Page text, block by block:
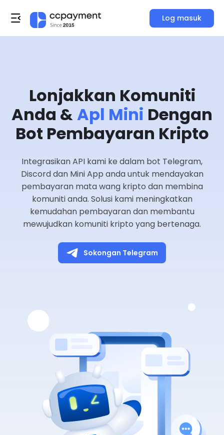
Log masuk
Lonjakkan Komuniti
Anda &Apl Mini Dengan
Bot Pembayaran Kripto
Integrasikan API kami ke dalam bot Telegram,
Discord dan Mini App anda untuk mendayakan
pembayaran mata wang kripto dan membina
komuniti anda. Solusi kami meningkatkan
kemudahan pembayaran dan membantu
mewujudkan komuniti kripto yang bertenaga.
Sokongan Telegram